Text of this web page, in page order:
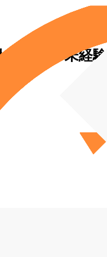
営業）◆未経